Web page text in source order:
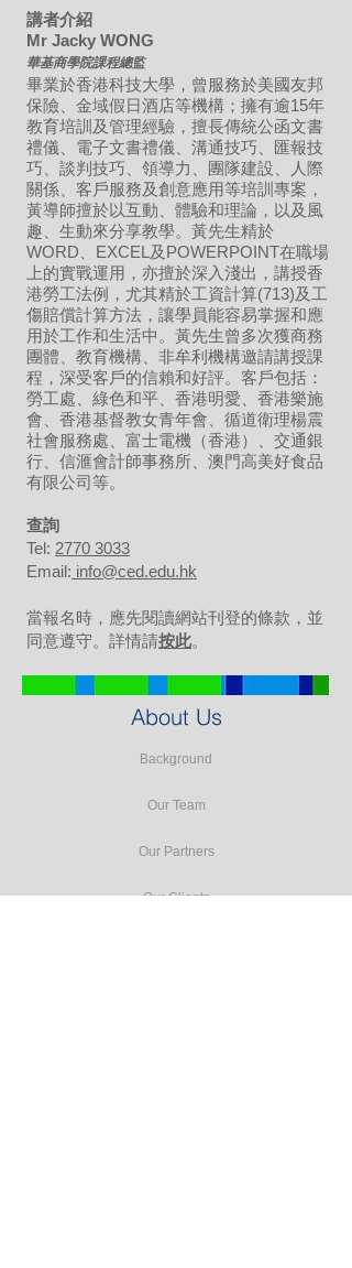
講者介紹
Mr Jacky WONG
華基商學院課程總監
畢業於香港科技大學，曾服務於美國友邦
保險、金域假日酒店等機構；擁有逾15年
教育培訓及管理經驗，擅長傳統公函文書
禮儀、電子文書禮儀、溝通技巧、匯報技
巧、談判技巧、領導力、團隊建設、人際
關係、客戶服務及創意應用等培訓專案，
黃導師擅於以互動、體驗和理論，以及風
趣、生動來分享教學。黃先生精於
WORD、EXCEL及POWERPOINT在職場
上的實戰運用，亦擅於深入淺出，講授香
港勞工法例，尤其精於工資計算(713)及工
傷賠償計算方法，讓學員能容易掌握和應
用於工作和生活中。黃先生曾多次獲商務
團體、教育機構、非牟利機構邀請講授課
程，深受客戶的信賴和好評。客戶包括：
勞工處、綠色和平、香港明愛、香港樂施
會、香港基督教女青年會、循道衛理楊震
社會服務處、富士電機（香港）、交通銀
行、信滙會計師事務所、澳門高美好食品
有限公司等。
​查詢
Tel: 2770 3033
Email: info@ced.edu.hk
當報名時，應先閱讀網站刊登的條款，並
同意遵守。詳情請按此。
About Us
Background
Our Team
Our Partners
Our Clients